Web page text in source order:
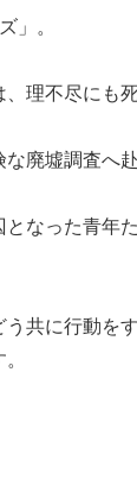
」。
理不尽にも
な廃墟調査へ
なった青年
う共に行動